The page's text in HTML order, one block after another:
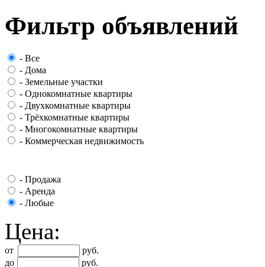
Фильтр объявлений
- Все
- Дома
- Земельные участки
- Однокомнатные квартиры
- Двухкомнатные квартиры
- Трёхкомнатные квартиры
- Многокомнатные квартиры
- Коммерческая недвижимость
- Продажа
- Аренда
- Любые
Цена:
от
руб.
до
руб.